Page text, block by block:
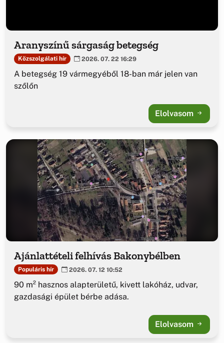
Aranyszínű sárgaság betegség
Közszolgálati hír 2026. 07. 22 16:29
A betegség 19 vármegyéből 18-ban már jelen van
szőlőn
Elolvasom
Ajánlattételi felhívás Bakonybélben
Populáris hír 2026. 07. 12 10:52
90 m² hasznos alapterületű, kivett lakóház, udvar,
gazdasági épület bérbe adása.
Elolvasom